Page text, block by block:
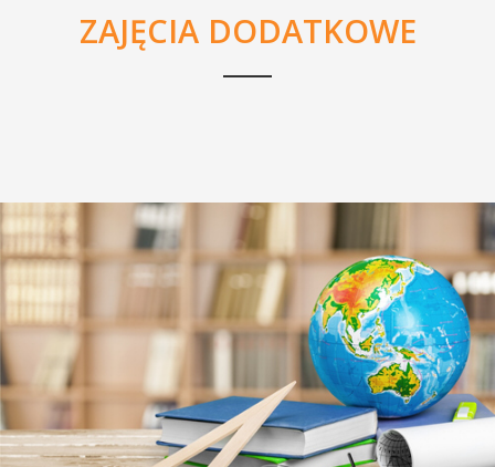
ZAJĘCIA DODATKOWE